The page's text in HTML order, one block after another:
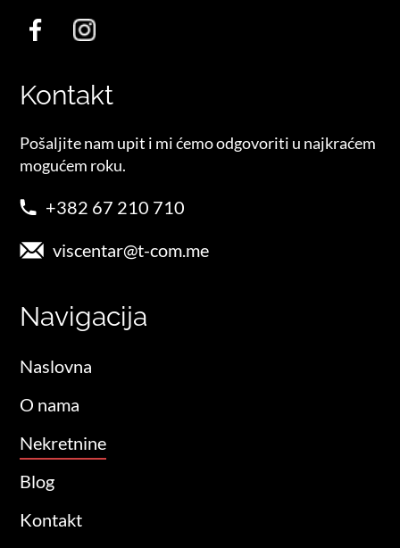
Kontakt
Pošaljite nam upit i mi ćemo odgovoriti u najkraćem
mogućem roku.
+382 67 210 710
viscentar@t-com.me
Navigacija
Naslovna
O nama
Nekretnine
Blog
Kontakt